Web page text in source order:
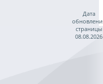
Дата
страницы
08.08.2026